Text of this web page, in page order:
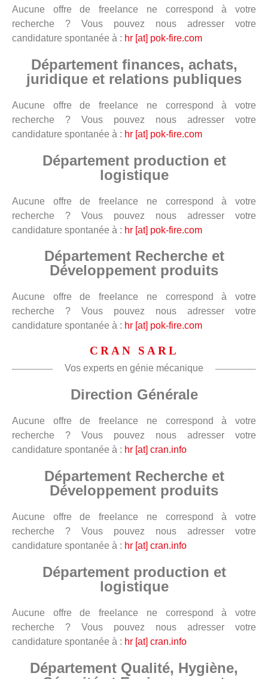
Aucune offre de freelance ne correspond à votre
recherche ? Vous pouvez nous adresser votre
candidature spontanée à : hr [at] pok-fire.com
Département finances, achats,
juridique et relations publiques
Aucune offre de freelance ne correspond à votre
recherche ? Vous pouvez nous adresser votre
candidature spontanée à : hr [at] pok-fire.com
Département production et
logistique
Aucune offre de freelance ne correspond à votre
recherche ? Vous pouvez nous adresser votre
candidature spontanée à : hr [at] pok-fire.com
Département Recherche et
Développement produits
Aucune offre de freelance ne correspond à votre
recherche ? Vous pouvez nous adresser votre
candidature spontanée à : hr [at] pok-fire.com
CRAN SARL
Vos experts en génie mécanique
Direction Générale
Aucune offre de freelance ne correspond à votre
recherche ? Vous pouvez nous adresser votre
candidature spontanée à : hr [at] cran.info
Département Recherche et
Développement produits
Aucune offre de freelance ne correspond à votre
recherche ? Vous pouvez nous adresser votre
candidature spontanée à : hr [at] cran.info
Département production et
logistique
Aucune offre de freelance ne correspond à votre
recherche ? Vous pouvez nous adresser votre
candidature spontanée à : hr [at] cran.info
Département Qualité, Hygiène,